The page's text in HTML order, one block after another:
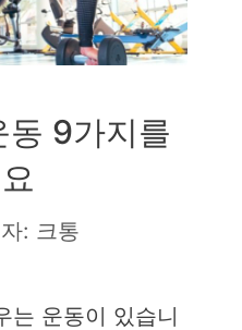
동 9가지를
: 크통
는 운동이 있습니